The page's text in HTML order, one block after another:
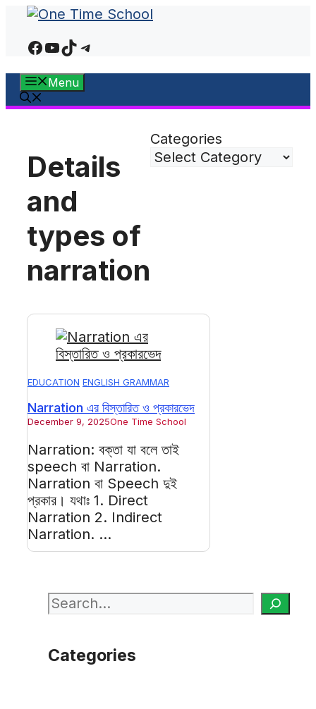
Skip
content
Facebook
YouTube
TikTokTelegram
Menu
Details
and
types of
narration
Categories
EDUCATION ENGLISH GRAMMAR
Narration এর বিস্তারিত ও প্রকারভেদ
December 9, 2025One Time School
Narration: বক্তা যা বলে তাই
speech বা Narration.
Narration বা Speech দুই
প্রকার। যথাঃ 1. Direct
Narration 2. Indirect
Narration. ...
Search
Categories